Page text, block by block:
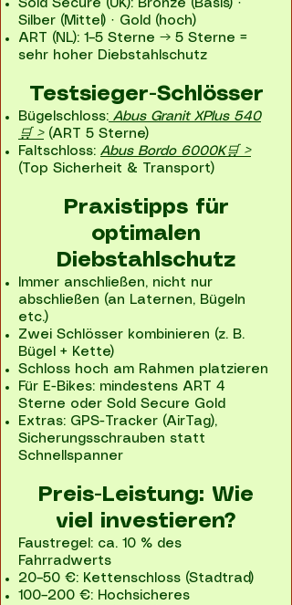
Sold Secure (UK): Bronze (Basis) ·
Silber (Mittel) · Gold (hoch)
ART (NL): 1–5 Sterne → 5 Sterne =
sehr hoher Diebstahlschutz
Testsieger-Schlösser
Bügelschloss: Abus Granit XPlus 540
🛒 >(ART 5 Sterne)
Faltschloss: Abus Bordo 6000K🛒 >
(Top Sicherheit & Transport)
Praxistipps für
optimalen
Diebstahlschutz
Immer anschließen, nicht nur
abschließen (an Laternen, Bügeln
etc.)
Zwei Schlösser kombinieren (z. B.
Bügel + Kette)
Schloss hoch am Rahmen platzieren
Für E-Bikes: mindestens ART 4
Sterne oder Sold Secure Gold
Extras: GPS-Tracker (AirTag),
Sicherungsschrauben statt
Schnellspanner
Preis-Leistung: Wie
viel investieren?
Faustregel: ca. 10 % des
Fahrradwerts
20–50 €: Kettenschloss (Stadtrad)
100–200 €: Hochsicheres